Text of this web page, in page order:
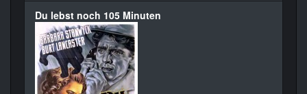
Du lebst noch 105 Minuten